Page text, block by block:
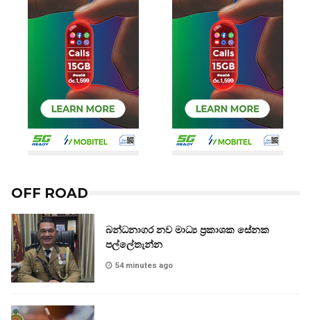
OFF ROAD
බන්ධනාගර නව මාධ්‍ය ප්‍රකාශක සේනක
පල්ලේතැන්න
54 minutes ago